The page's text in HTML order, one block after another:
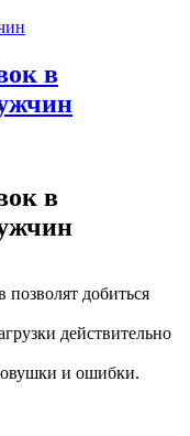
в
в
добиться
действительно
и ошибки.